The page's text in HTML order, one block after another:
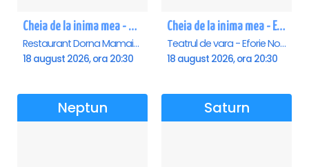
Cheia de la inima mea - Mamaia
Restaurant Dorna Mamaia, Mamaia
18 august 2026, ora 20:30
Cheia de la inima mea - Eforie Nord
Teatrul de vara - Eforie Nord, Eforie-Nord
18 august 2026, ora 20:30
Neptun Saturn